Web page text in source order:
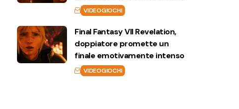
VIDEOGIOCHI
Final Fantasy VII Revelation,
doppiatore promette un
finale emotivamente intenso
VIDEOGIOCHI